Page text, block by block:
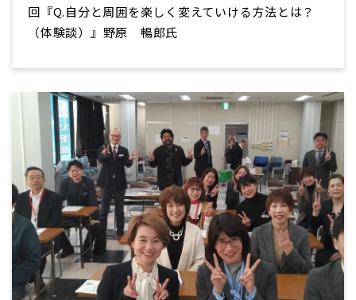
回『Q.自分と周囲を楽しく変えていける方法とは？
（体験談）』野原 暢郎氏